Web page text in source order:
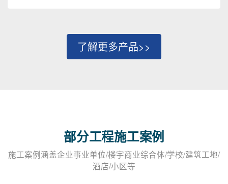
了解更多产品>>
部分工程施工案例
施工案例涵盖企业事业单位/楼宇商业综合体/学校/建筑工地/
酒店/小区等